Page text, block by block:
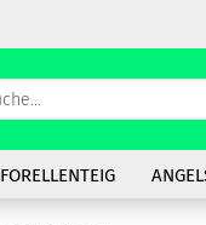
FORELLENTEIG